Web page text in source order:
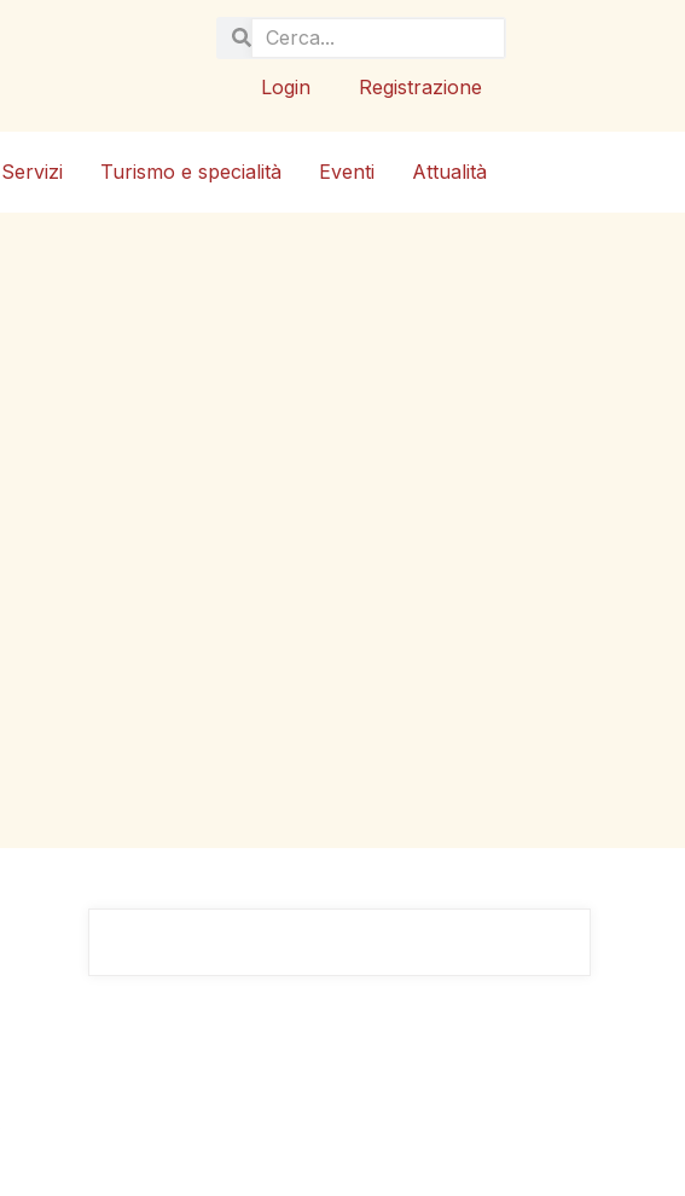
Login Registrazione
Servizi Turismo e specialità Eventi Attualità